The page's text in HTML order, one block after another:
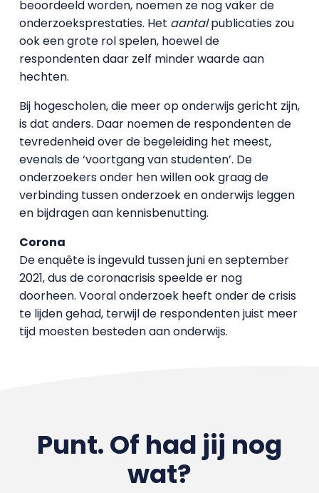
beoordeeld worden, noemen ze nog vaker de
onderzoeksprestaties. Het aantalpublicaties zou
ook een grote rol spelen, hoewel de
respondenten daar zelf minder waarde aan
hechten.
Bij hogescholen, die meer op onderwijs gericht zijn,
is dat anders. Daar noemen de respondenten de
tevredenheid over de begeleiding het meest,
evenals de ‘voortgang van studenten’. De
onderzoekers onder hen willen ook graag de
verbinding tussen onderzoek en onderwijs leggen
en bijdragen aan kennisbenutting.
Corona
De enquête is ingevuld tussen juni en september
2021, dus de coronacrisis speelde er nog
doorheen. Vooral onderzoek heeft onder de crisis
te lijden gehad, terwijl de respondenten juist meer
tijd moesten besteden aan onderwijs.
Punt. Of had jij nog
wat?